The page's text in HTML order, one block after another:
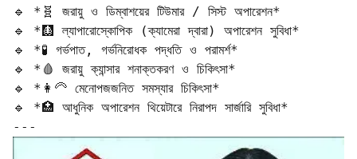
🔹 *🧬 জরায়ু ও ডিম্বাশয়ের টিউমার / সিস্ট অপারেশন*
🔹 *🩻 ল্যাপারোস্কোপিক (ক্যামেরা দ্বারা) অপারেশন সুবিধা*
🔹 *🧪 গর্ভপাত, গর্ভনিরোধক পদ্ধতি ও পরামর্শ*
🔹 *🩸 জরায়ু ক্যান্সার শনাক্তকরণ ও চিকিৎসা*
🔹 *👩‍🦳 মেনোপজজনিত সমস্যার চিকিৎসা*
🔹 *🏥 আধুনিক অপারেশন থিয়েটারে নিরাপদ সার্জারি সুবিধা*
---